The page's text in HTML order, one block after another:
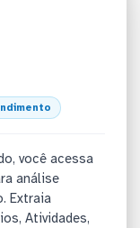
você acessa
análise
Extraia
Atividades,